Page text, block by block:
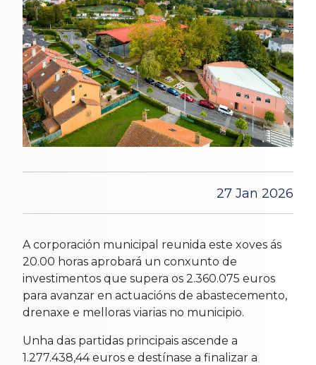
27 Jan 2026
A corporación municipal reunida este xoves ás
20.00 horas aprobará un conxunto de
investimentos que supera os 2.360.075 euros
para avanzar en actuacións de abastecemento,
drenaxe e melloras viarias no municipio.
Unha das partidas principais ascende a
1.277.438,44 euros e destínase a finalizar a